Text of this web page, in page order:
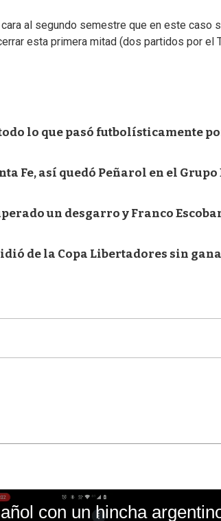
al segundo semestre que en este caso
esta primera mitad (dos partidos por el
lo que pasó futbolísticamente
Fe, así quedó Peñarol en el Grupo
un desgarro y Franco
de la Copa Libertadores sin